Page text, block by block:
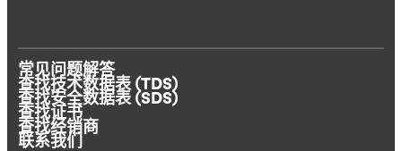
常见问题解答
查找技术数据表 (TDS)
查找安全数据表 (SDS)
查找证书
查找经销商
联系我们